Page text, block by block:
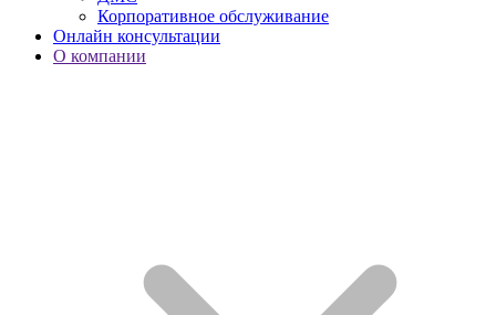
Корпоративное обслуживание
Онлайн консультации
О компании